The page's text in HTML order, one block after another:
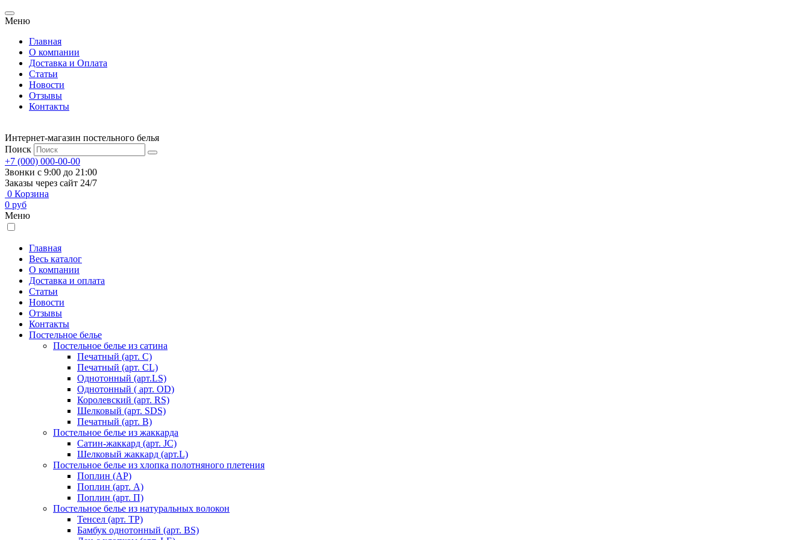
Меню
Главная
О компании
Доставка и Оплата
Статьи
Новости
Отзывы
Контакты
Интернет-магазин постельного белья
Поиск
+7 (000) 000-00-00
Звонки с 9:00 до 21:00
Заказы через сайт 24/7
0 Корзина
0 руб
Меню
Главная
Весь каталог
О компании
Доставка и оплата
Статьи
Новости
Отзывы
Контакты
Постельное белье
Постельное белье из сатина
Печатный (арт. С)
Печатный (арт. СL)
Однотонный (арт.LS)
Однотонный ( арт. OD)
Королевский (арт. RS)
Шелковый (арт. SDS)
Печатный (арт. В)
Постельное белье из жаккарда
Сатин-жаккард (арт. JC)
Шелковый жаккард (арт.L)
Постельное белье из хлопка полотняного плетения
Поплин (AP)
Поплин (арт. А)
Поплин (арт. П)
Постельное белье из натуральных волокон
Тенсел (арт. ТР)
Бамбук однотонный (арт. BS)